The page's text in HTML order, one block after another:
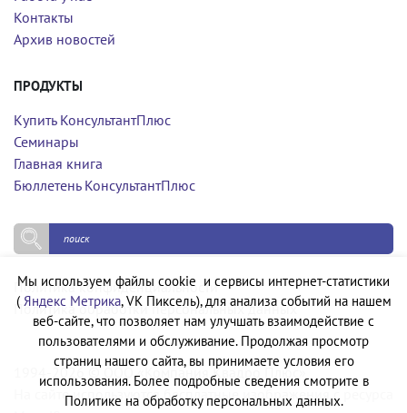
Контакты
Архив новостей
ПРОДУКТЫ
Купить КонсультантПлюс
Семинары
Главная книга
Бюллетень КонсультантПлюс
Политика конфиденциальности
Политика обработки персональных данных
1994-2026 © ООО «Компания Квадро Плюс»
На сайте используются бесплатные изображения с ресурса
Мы используем файлы cookie и сервисы интернет-статистики
( Яндекс Метрика, VK Пиксель), для анализа событий на нашем
веб-сайте, что позволяет нам улучшать взаимодействие с
пользователями и обслуживание. Продолжая просмотр
страниц нашего сайта, вы принимаете условия его
использования. Более подробные сведения смотрите в
Политике на обработку персональных данных.